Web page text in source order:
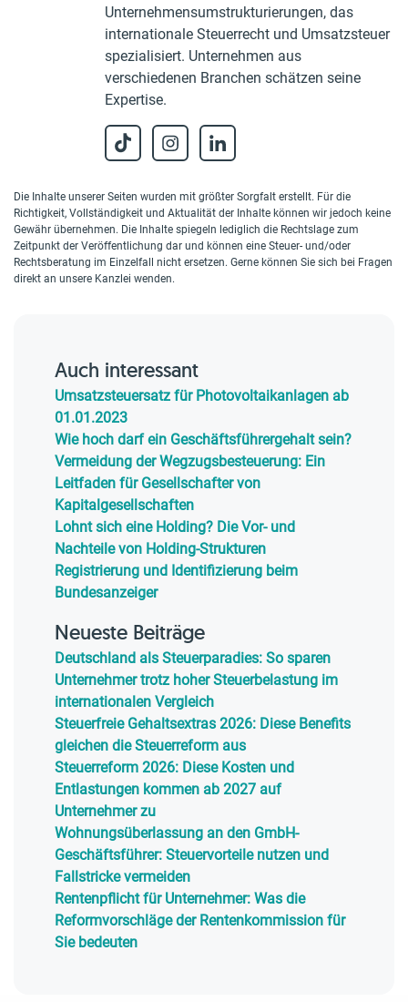
Unternehmensumstrukturierungen, das
internationale Steuerrecht und Umsatzsteuer
spezialisiert. Unternehmen aus
verschiedenen Branchen schätzen seine
Expertise.
Die Inhalte unserer Seiten wurden mit größter Sorgfalt erstellt. Für die
Richtigkeit, Vollständigkeit und Aktualität der Inhalte können wir jedoch keine
Gewähr übernehmen. Die Inhalte spiegeln lediglich die Rechtslage zum
Zeitpunkt der Veröffentlichung dar und können eine Steuer- und/oder
Rechtsberatung im Einzelfall nicht ersetzen. Gerne können Sie sich bei Fragen
direkt an unsere Kanzlei wenden.
Auch interessant
Umsatzsteuersatz für Photovoltaikanlagen ab
01.01.2023
Wie hoch darf ein Geschäftsführergehalt sein?
Vermeidung der Wegzugsbesteuerung: Ein
Leitfaden für Gesellschafter von
Kapitalgesellschaften
Lohnt sich eine Holding? Die Vor- und
Nachteile von Holding-Strukturen
Registrierung und Identifizierung beim
Bundesanzeiger
Neueste Beiträge
Deutschland als Steuerparadies: So sparen
Unternehmer trotz hoher Steuerbelastung im
internationalen Vergleich
Steuerfreie Gehaltsextras 2026: Diese Benefits
gleichen die Steuerreform aus
Steuerreform 2026: Diese Kosten und
Entlastungen kommen ab 2027 auf
Unternehmer zu
Wohnungsüberlassung an den GmbH-
Geschäftsführer: Steuervorteile nutzen und
Fallstricke vermeiden
Rentenpflicht für Unternehmer: Was die
Reformvorschläge der Rentenkommission für
Sie bedeuten